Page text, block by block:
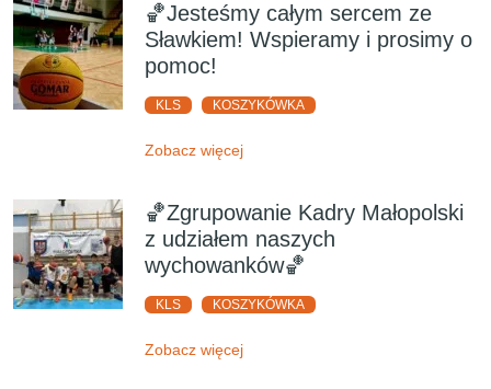
🏀Jesteśmy całym sercem ze
Sławkiem! Wspieramy i prosimy o
pomoc!
KLS KOSZYKÓWKA
Zobacz więcej
🏀Zgrupowanie Kadry Małopolski
z udziałem naszych
wychowanków🏀
KLS KOSZYKÓWKA
Zobacz więcej